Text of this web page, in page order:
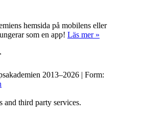
hemsida på mobilens eller
som en app! Läs mer »
2013–2026 | Form:
and third party services.